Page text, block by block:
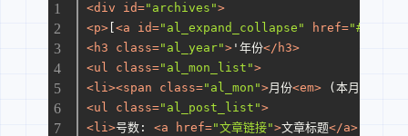
<div id="archives">
<p> [<a id="al_expand_collapse" href="#"
<h3 class="al_year"> '年份</ h3>
<ul class="al_mon_list">
< li><span class="al_mon">月份<em> (本月文章数
<ul class="al_post_list">
< li>号数: <a href="文章链接">文章标题</a>